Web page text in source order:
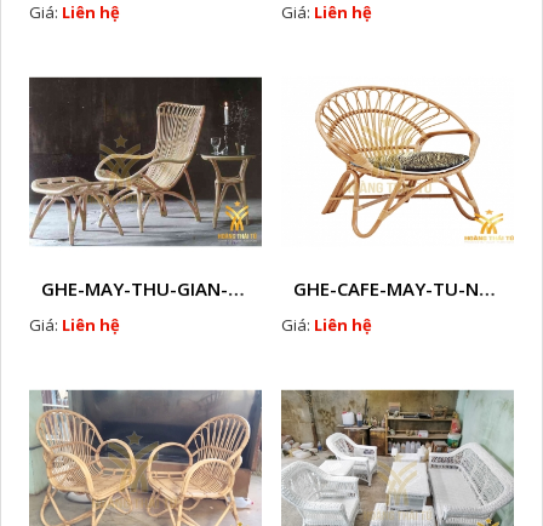
Giá: Liên hệ Giá: Liên hệ
GHE-MAY-THU-GIAN-HTT - M18
Giá: Liên hệ
GHE-CAFE-MAY-TU-NHIEN-HTT - M20
Giá: Liên hệ